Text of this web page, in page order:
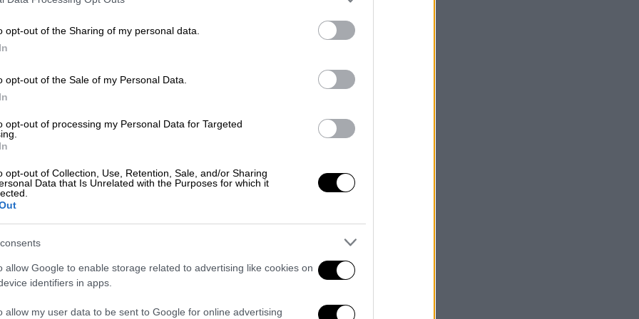
opt-out of the Sharing of my personal data.
opt-out of the Sale of my Personal Data.
opt-out of processing my Personal Data for Targeted
opt-out of Collection, Use, Retention, Sale, and/or Sharing
Data that Is Unrelated with the Purposes for which it
allow Google to enable storage related to advertising like cookies on
identifiers in apps.
allow my user data to be sent to Google for online advertising
το ΕΘΝΟΣ στη Google
Ομάδας ποδοσφαίρου της Ελβετίας
Κόμο. Αυτό αναφέρει η επίσημη
Φλοριάνα Ισμαΐλι αγνοείται από το
έπειτα από ένα ατύχημα στην
συνεχίζονται. Ανησυχούμε ιδιαίτερα και
θα πάνε καλά» αναφέρεται στην
ότι βρίσκονται σε στενή επικοινωνία